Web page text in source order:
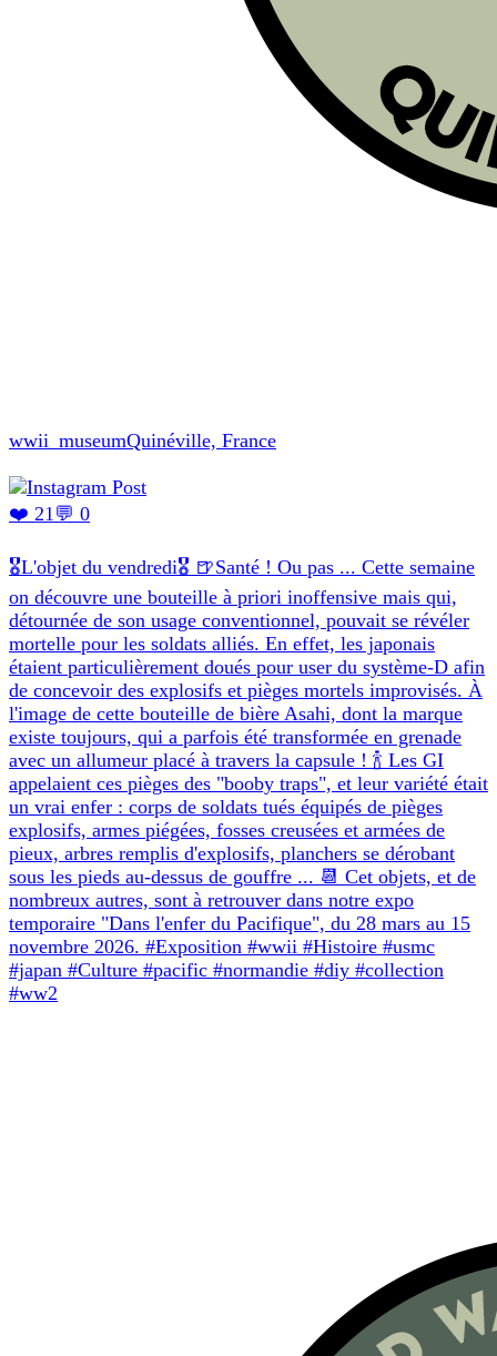
wwii_museumQuinéville, France
❤️ 21 💬 0
🎖L'objet du vendredi🎖 🍺Santé ! Ou pas ... Cette semaine
on découvre une bouteille à priori inoffensive mais qui,
détournée de son usage conventionnel, pouvait se révéler
mortelle pour les soldats alliés. En effet, les japonais
étaient particulièrement doués pour user du système-D afin
de concevoir des explosifs et pièges mortels improvisés. À
l'image de cette bouteille de bière Asahi, dont la marque
existe toujours, qui a parfois été transformée en grenade
avec un allumeur placé à travers la capsule ! 🍾 Les GI
appelaient ces pièges des "booby traps", et leur variété était
un vrai enfer : corps de soldats tués équipés de pièges
explosifs, armes piégées, fosses creusées et armées de
pieux, arbres remplis d'explosifs, planchers se dérobant
sous les pieds au-dessus de gouffre ... 📆 Cet objets, et de
nombreux autres, sont à retrouver dans notre expo
temporaire "Dans l'enfer du Pacifique", du 28 mars au 15
novembre 2026. #Exposition #wwii #Histoire #usmc
#japan #Culture #pacific #normandie #diy #collection
#ww2